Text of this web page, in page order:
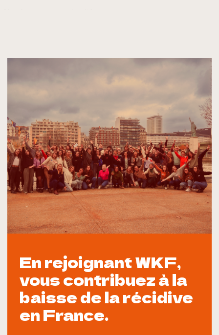
En rejoignant WKF,
vous contribuez à la
baisse de la récidive
en France.